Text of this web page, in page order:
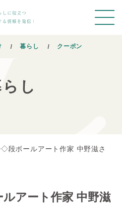
暮らし クーポン
し
ボールアート作家 中野滋さ
アート作家 中野滋